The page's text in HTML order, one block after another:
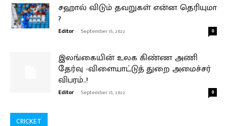
சஹால் விடும் தவறுகள் என்ன தெரியுமா
?
Editor - September 15, 2022 0
இலங்கையின் உலக கிண்ண அணி
தேர்வு -விளையாட்டுத் துறை அமைச்சர்
விபரம்..!
Editor - September 15, 2022 0
CRICKET